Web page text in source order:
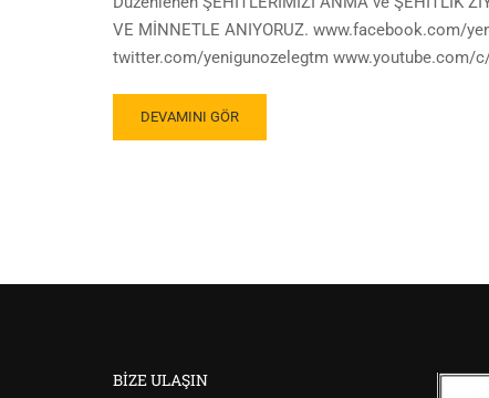
VE MİNNETLE ANIYORUZ. www.facebook.com/
twitter.com/yenigunozelegtm www.youtube.com/
DEVAMINI GÖR
BIZE ULAŞIN